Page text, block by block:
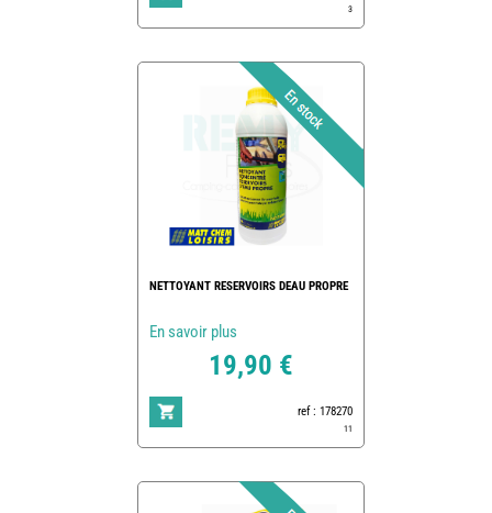
3
NETTOYANT RESERVOIRS DEAU PROPRE
En savoir plus
19,90 €
ref : 178270
11